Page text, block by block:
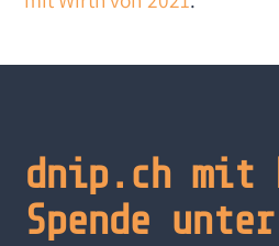
dnip.ch mit
Spende